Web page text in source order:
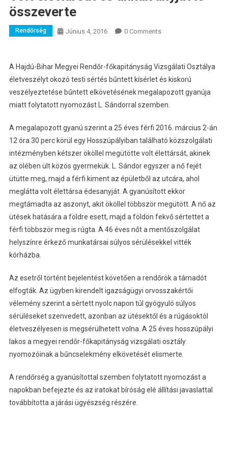
összeverte
Rendőrség Június 4, 2016 0 Comments
A Hajdú-Bihar Megyei Rendőr-főkapitányság Vizsgálati Osztálya
életveszélyt okozó testi sértés bűntett kísérlet és kiskorú
veszélyeztetése bűntett elkövetésének megalapozott gyanúja
miatt folytatott nyomozást L. Sándorral szemben.
A megalapozott gyanú szerint a 25 éves férfi 2016. március 2-án
12 óra 30 perc körül egy Hosszúpályiban található közszolgálati
intézményben kétszer ököllel megütötte volt élettársát, akinek
az ölében ült közös gyermekük. L. Sándor egyszer a nő fejét
ütütte meg, majd a férfi kiment az épületből az utcára, ahol
meglátta volt élettársa édesanyját. A gyanúsított ekkor
megtámadta az aszonyt, akit ököllel többször megütött. A nő az
ütések hatására a földre esett, majd a földön fekvő sértettet a
férfi többször meg is rúgta. A 46 éves nőt a mentőszolgálat
helyszínre érkező munkatársai súlyos sérülésekkel vitték
kórházba.
Az esetről történt bejelentést követően a rendőrök a támadót
elfogták. Az ügyben kirendelt igazságügyi orvosszakértői
vélemény szerint a sértett nyolc napon túl gyógyuló súlyos
sérüléseket szenvedett, azonban az ütésektől és a rúgásoktól
életveszélyesen is megsérülhetett volna. A 25 éves hosszúpályi
lakos a megyei rendőr-főkapitányság vizsgálati osztály
nyomozóinak a bűncselekmény elkövetését elismerte.
A rendőrség a gyanúsítottal szemben folytatott nyomozást a
napokban befejezte és az iratokat bíróság elé állítási javaslattal
továbbította a járási ügyészség részére.